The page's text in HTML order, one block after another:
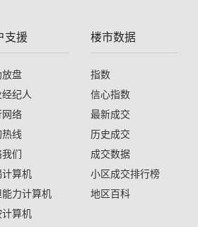
支援
放盘
纪人
网络
线
们
计算机
能力计算机
计算机
楼市数据
指数
信心指数
最新成交
历史成交
成交数据
小区成交排行榜
地区百科